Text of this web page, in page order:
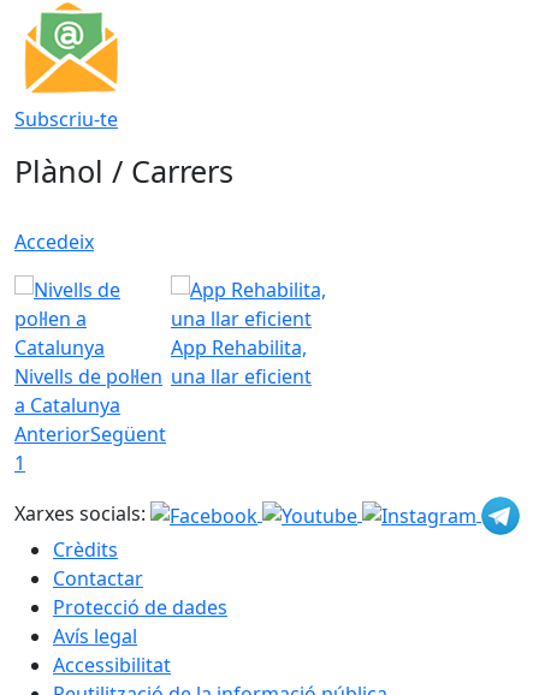
Subscriu-te
Plànol / Carrers
Accedeix
Nivells de pol·len
a Catalunya
App Rehabilita,
una llar eficient
AnteriorSegüent
1
Xarxes socials:
Crèdits
Contactar
Protecció de dades
Avís legal
Accessibilitat